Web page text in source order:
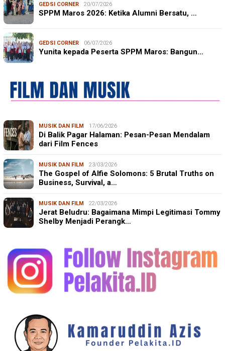
GEDSI CORNER 20/07/2026
SPPM Maros 2026: Ketika Alumni Bersatu, …
GEDSI CORNER 06/07/2026
Yunita kepada Peserta SPPM Maros: Bangun…
MUSIK DAN FILM 17/06/2026
Di Balik Pagar Halaman: Pesan-Pesan Mendalam
dari Film Fences
MUSIK DAN FILM 23/03/2026
The Gospel of Alfie Solomons: 5 Brutal Truths on
Business, Survival, a…
MUSIK DAN FILM 22/03/2026
Jerat Beludru: Bagaimana Mimpi Legitimasi Tommy
Shelby Menjadi Perangk…